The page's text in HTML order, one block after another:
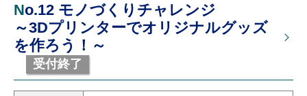
No.12 モノづくりチャレンジ
～3Dプリンターでオリジナルグッズ
を作ろう！～
受付終了